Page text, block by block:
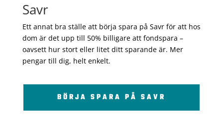
Savr
Ett annat bra ställe att börja spara på Savr för att hos
dom är det upp till 50% billigare att fondspara –
oavsett hur stort eller litet ditt sparande är. Mer
pengar till dig, helt enkelt.
BÖRJA SPARA PÅ SAVR